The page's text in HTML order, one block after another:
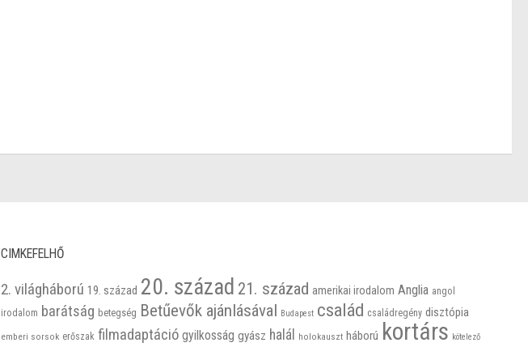
CIMKEFELHŐ
2. világháború 19. század 20. század 21. század amerikai irodalom Anglia angol
irodalom barátság betegség Betűevők ajánlásával Budapest család családregény disztópia
emberi sorsok erőszak filmadaptáció gyilkosság gyász halál holokauszt háború kortárs kötelező